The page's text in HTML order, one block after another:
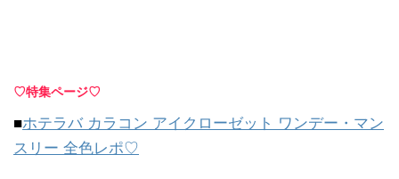
♡特集ページ♡
■ホテラバ カラコン アイクローゼット ワンデー・マン
スリー 全色レポ♡